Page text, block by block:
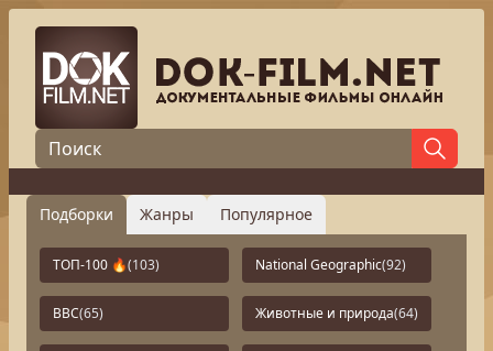
Подборки Жанры Популярное
ТОП-100 🔥(103) National Geographic(92)
BBC(65) Животные и природа(64)